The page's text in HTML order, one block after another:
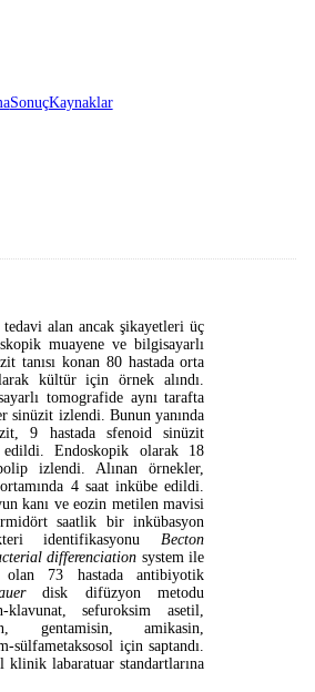
SonuçKaynaklar
alan ancak şikayetleri üç
muayene ve bilgisayarlı
tanısı konan 80 hastada orta
kültür için örnek alındı.
tomografide aynı tarafta
sinüzit izlendi. Bunun yanında
9 hastada sfenoid sinüzit
Endoskopik olarak 18
izlendi. Alınan örnekler,
4 saat inkübe edildi.
kanı ve eozin metilen mavisi
saatlik bir inkübasyon
identifikasyonuBecton
differenciation system ile
73 hastada antibiyotik
disk difüzyon metodu
klavunat, sefuroksim asetil,
gentamisin, amikasin,
sülfametaksosol için saptandı.
klinik labaratuar standartlarına